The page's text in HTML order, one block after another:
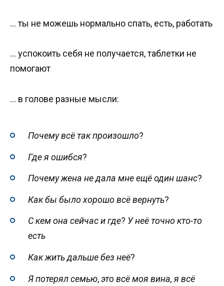
… ты не можешь нормально спать, есть, работать
… успокоить себя не получается, таблетки не
помогают
… в голове разные мысли:
Почему всё так произошло?
Где я ошибся?
Почему жена не дала мне ещё один шанс?
Как бы было хорошо всё вернуть?
С кем она сейчас и где? У неё точно кто-то
есть
Как жить дальше без неё?
Я потерял семью,это всё моя вина, я всё